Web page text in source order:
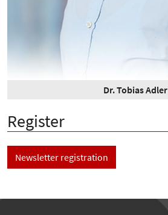
Dr. Tobias Adler
Register
Newsletter registration